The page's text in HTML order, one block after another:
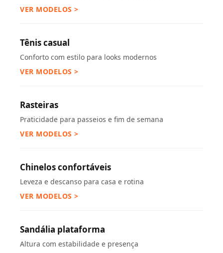
VER MODELOS >
Tênis casual
Conforto com estilo para looks modernos
VER MODELOS >
Rasteiras
Praticidade para passeios e fim de semana
VER MODELOS >
Chinelos confortáveis
Leveza e descanso para casa e rotina
VER MODELOS >
Sandália plataforma
Altura com estabilidade e presença